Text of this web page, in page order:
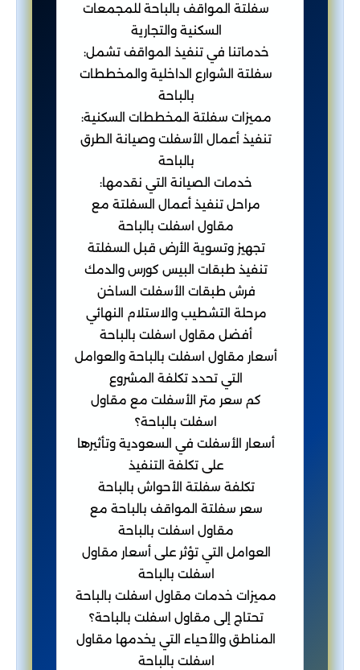
سفلتة المواقف بالباحة للمجمعات
السكنية والتجارية
خدماتنا في تنفيذ المواقف تشمل:
سفلتة الشوارع الداخلية والمخططات
بالباحة
مميزات سفلتة المخططات السكنية:
تنفيذ أعمال الأسفلت وصيانة الطرق
بالباحة
خدمات الصيانة التي نقدمها:
مراحل تنفيذ أعمال السفلتة مع
مقاول اسفلت بالباحة
تجهيز وتسوية الأرض قبل السفلتة
تنفيذ طبقات البيس كورس والدمك
فرش طبقات الأسفلت الساخن
مرحلة التشطيب والاستلام النهائي
أفضل مقاول اسفلت بالباحة
أسعار مقاول اسفلت بالباحة والعوامل
التي تحدد تكلفة المشروع
كم سعر متر الأسفلت مع مقاول
اسفلت بالباحة؟
أسعار الأسفلت في السعودية وتأثيرها
على تكلفة التنفيذ
تكلفة سفلتة الأحواش بالباحة
سعر سفلتة المواقف بالباحة مع
مقاول اسفلت بالباحة
العوامل التي تؤثر على أسعار مقاول
اسفلت بالباحة
مميزات خدمات مقاول اسفلت بالباحة
تحتاج إلى مقاول اسفلت بالباحة؟
المناطق والأحياء التي يخدمها مقاول
اسفلت بالباحة